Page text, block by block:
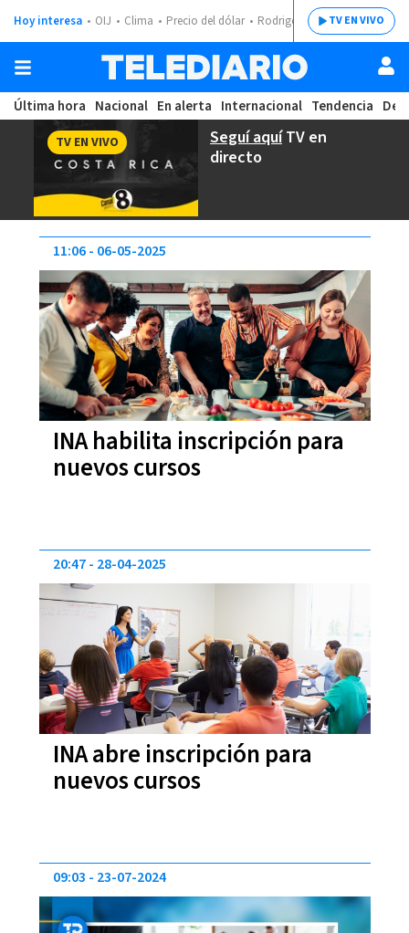
Hoy interesa OIJ Clima Precio del dólar Rodrigo ChavesTV EN VIVO
Última hora Nacional En alerta Internacional Tendencia
Seguí aquíTV en
directo
TV EN VIVO
INA habilita inscripción para
nuevos cursos
11:06 06-05-2025
INA abre inscripción para
nuevos cursos
20:47 28-04-2025
09:03 23-07-2024